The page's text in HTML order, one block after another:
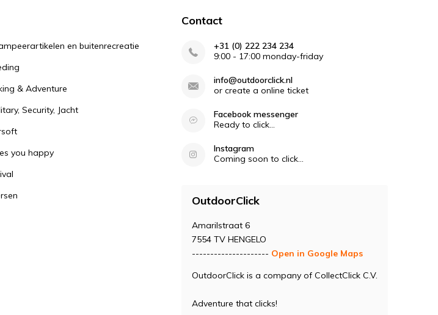
en buitenrecreatie
& Adventure
Security, Jacht
you happy
Contact
+31 (0) 222 234 234
9:00 - 17:00 monday-friday
info@outdoorclick.nl
or create a online ticket
Facebook messenger
Ready to click...
Instagram
Coming soon to click...
OutdoorClick
Amarilstraat 6
7554 TV HENGELO
--------------------- Open in Google Maps
OutdoorClick is a company of CollectClick C.V.
Adventure that clicks!